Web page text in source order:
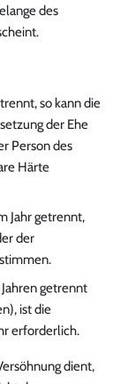
des
so kann die
der Ehe
Person des
Härte
Jahr getrennt,
der
getrennt
ist die
erforderlich.
dient,